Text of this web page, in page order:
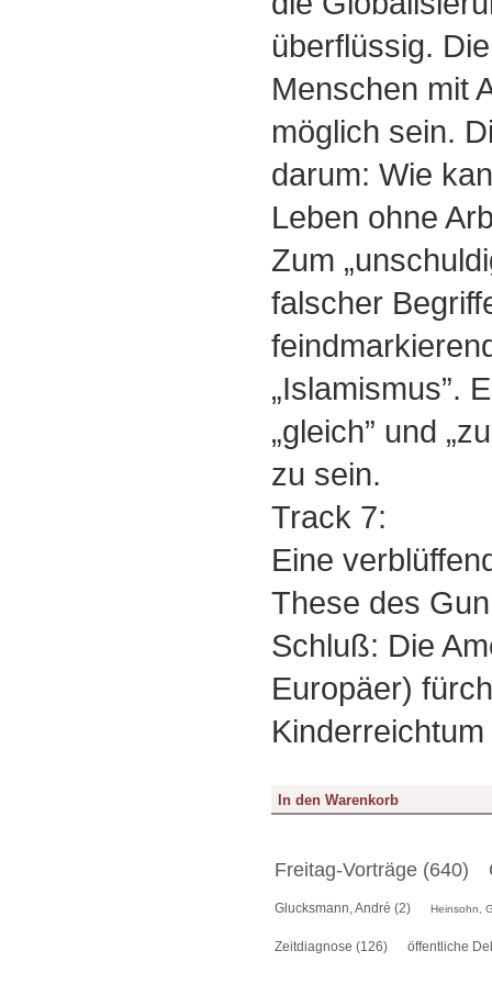
überflüssig.
Menschen mit
möglich sein.
darum: Wie
Leben ohne
Zum
falscher
„Islamismus”.
„gleich” und
zu sein.
Track 7:
Eine
These des
Schluß: Die
Europäer)
Freitag-Vorträge (640)
Glucksmann, André (2) Heinsohn,
Zeitdiagnose (126) öffentliche